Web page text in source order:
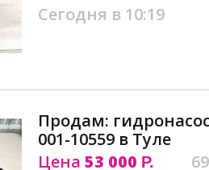
Сегодня в 10:19
Продам: гидронасос
001-10559 в Туле
Цена 53 000 Р.